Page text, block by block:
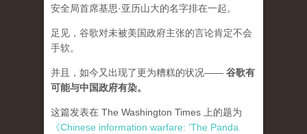
安全局首席基思·亚历山大的名字排在一起。
足见，谷歌对未被美国政府主张的言论肯定不会
手软。
并且，如今又出现了更为糟糕的状况—— 谷歌有
可能与中国政府有染。
这篇发表在 The Washington Times 上的题为
《Chinese information warfare: ‘The Panda